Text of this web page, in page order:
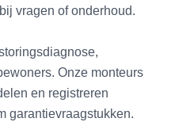
vragen of onderhoud.
Onze monteurs
en registreren
garantievraagstukken.